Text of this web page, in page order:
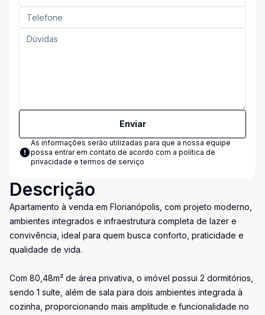
Enviar
As informações serão utilizadas para que a nossa equipe
possa entrar em contato de acordo com a política de
privacidade e termos de serviço
Descrição
Apartamento à venda em Florianópolis, com projeto moderno,
ambientes integrados e infraestrutura completa de lazer e
convivência, ideal para quem busca conforto, praticidade e
qualidade de vida.
Com 80,48m² de área privativa, o imóvel possui 2 dormitórios,
sendo 1 suíte, além de sala para dois ambientes integrada à
cozinha, proporcionando mais amplitude e funcionalidade no